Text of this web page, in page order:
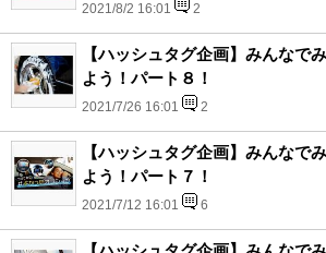
2021/8/2 16:01 2
【ハッシュタグ企画】みんなで
よう！パート８！
2021/7/26 16:01 2
【ハッシュタグ企画】みんなで
よう！パート７！
2021/7/12 16:01 6